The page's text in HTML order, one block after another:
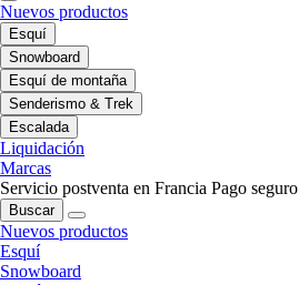
Nuevos productos
Esquí
Snowboard
Esquí de montaña
Senderismo & Trek
Escalada
Liquidación
Marcas
Servicio postventa en Francia Pago seguro
Buscar
Nuevos productos
Esquí
Snowboard